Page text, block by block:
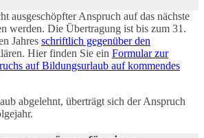
ausgeschöpfter Anspruch auf das nächste
werden. Die Übertragung ist bis zum 31.
Jahres schriftlich gegenüber den
Hier finden Sie ein Formular zur
auf Bildungsurlaub auf kommendes
abgelehnt, überträgt sich der Anspruch